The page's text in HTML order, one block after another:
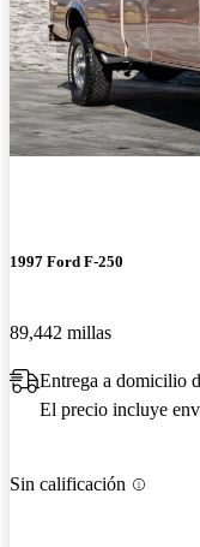
1997 Ford F-250
89,442 millas
Entrega a domicilio
El precio incluye
Sin calificación